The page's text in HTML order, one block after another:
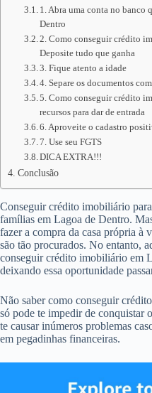
1. Abra uma conta no banco
Dentro
2. Como conseguir crédito
Deposite tudo que ganha
3. Fique atento a idade
4. Separe os documentos
5. Como conseguir crédito
recursos para dar de entrada
6. Aproveite o cadastro
7. Use seu FGTS
DICA EXTRA!!!
Conclusão
Conseguir crédito imobiliário
famílias em Lagoa de Dentro.
fazer a compra da casa própria à
são tão procurados. No entanto,
conseguir crédito imobiliário em
deixando essa oportunidade
Não saber como conseguir
só pode te impedir de conquistar
te causar inúmeros problemas
em pegadinhas financeiras.